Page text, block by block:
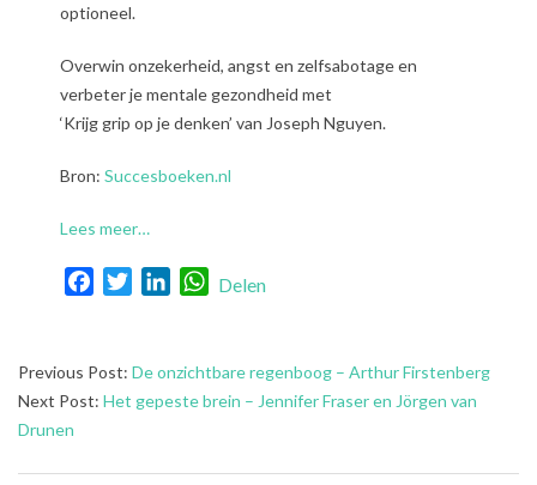
optioneel.
Overwin onzekerheid, angst en zelfsabotage en
verbeter je mentale gezondheid met
‘Krijg grip op je denken’ van Joseph Nguyen.
Bron: Succesboeken.nl
Lees meer…
FacebookTwitterLinkedInWhatsApp
Delen
2023-
09-
19
Previous Post: De onzichtbare regenboog – Arthur Firstenberg
Next Post: Het gepeste brein – Jennifer Fraser en Jörgen van
Drunen